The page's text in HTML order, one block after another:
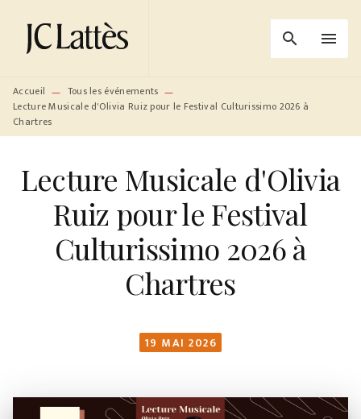
MENU RECHERCHE
PIED DE PAGE
search menu
Accueil — Tous les événements —
Lecture Musicale d'Olivia Ruiz pour le Festival Culturissimo 2026 à
Chartres
Lecture Musicale d'Olivia
Ruiz pour le Festival
Culturissimo 2026 à
Chartres
19 MAI 2026